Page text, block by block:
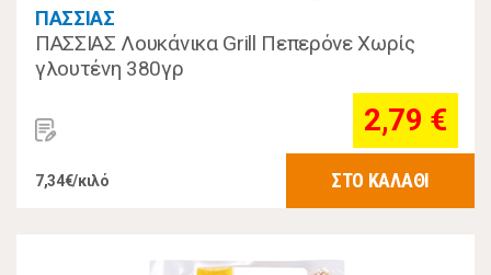
ΠΑΣΣΙΑΣ
ΠΑΣΣΙΑΣ Λουκάνικα Grill Πεπερόνε Χωρίς
γλουτένη 380γρ
2,79 €
7,34€/κιλό ΣΤΟ ΚΑΛΑΘΙ